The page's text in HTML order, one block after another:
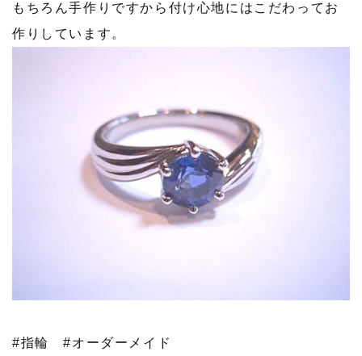
もちろん手作りですから付け心地にはこだわってお
作りしています。
#指輪 #オーダーメイド